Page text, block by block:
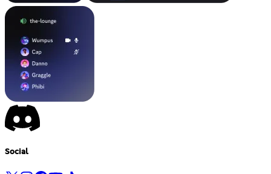
Social